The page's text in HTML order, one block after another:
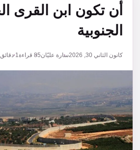
أن تكون ابن القرى
الجنوبية
كانون الثاني 30, 2026 سارة عليّان85 قراءة1 دقائق قراءة